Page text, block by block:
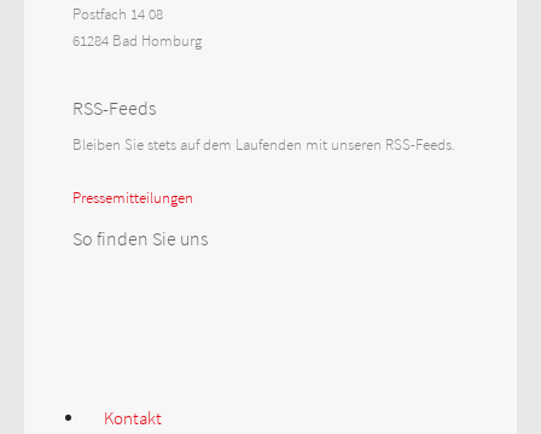
Postfach 14 08
61284 Bad Homburg
RSS-Feeds
Bleiben Sie stets auf dem Laufenden mit unseren RSS-Feeds.
Pressemitteilungen
So finden Sie uns
Kontakt